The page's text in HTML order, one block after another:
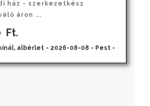
ház - szerkezetkész
áron ...
Ft.
albérlet - 2026-08-08 - Pest -